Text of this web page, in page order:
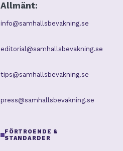
Allmänt:
info@samhallsbevakning.se
editorial@samhallsbevakning.se
tips@samhallsbevakning.se
press@samhallsbevakning.se
FÖRTROENDE &
STANDARDER